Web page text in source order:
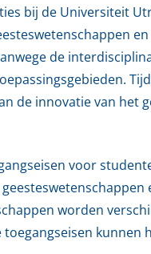
bij de Universiteit
de
de innovatie van het
voor
worden
kunnen